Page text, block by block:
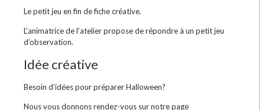
Le petit jeu en fin de fiche créative.
L’animatrice de l’atelier propose de répondre à un petit jeu
d’observation.
Idée créative
Besoin d’idées pour préparer Halloween?
Nous vous donnons rendez-vous sur notre page